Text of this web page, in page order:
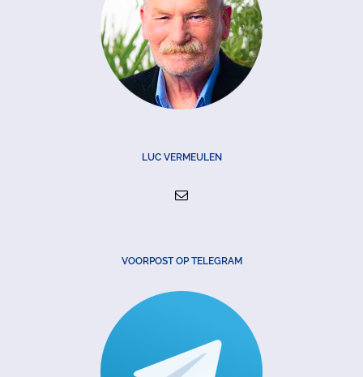
LUC VERMEULEN
VOORPOST OP TELEGRAM